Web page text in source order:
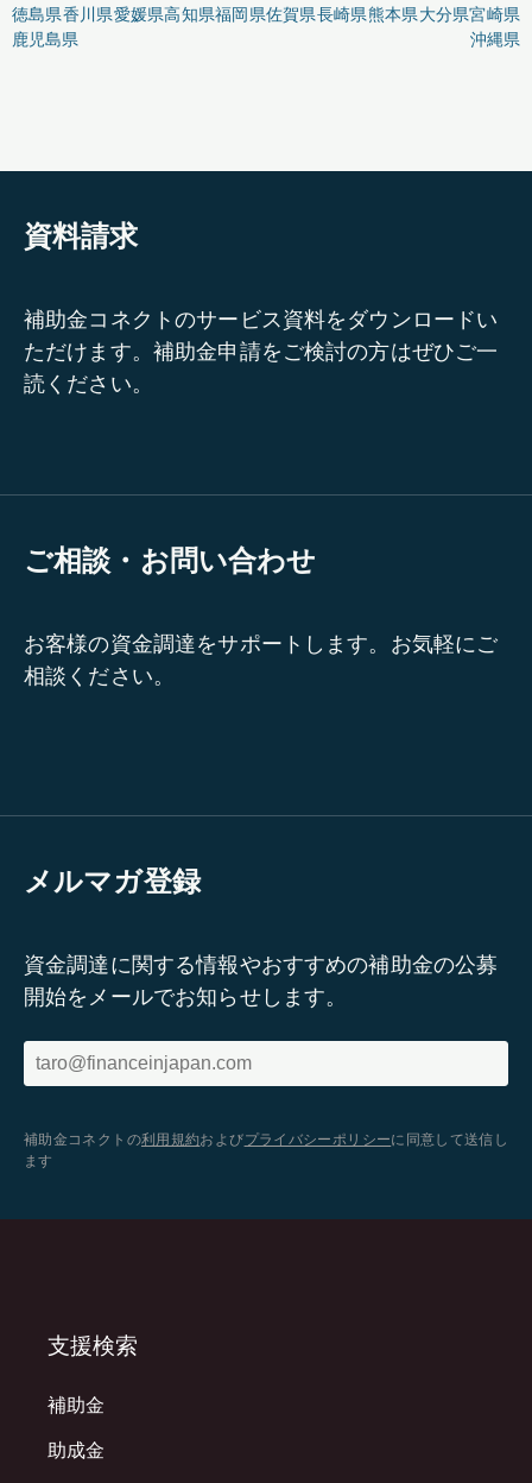
徳島県香川県愛媛県高知県福岡県佐賀県長崎県熊本県大分県宮崎県
鹿児島県
沖縄県
資料請求
補助金コネクトのサービス資料をダウンロードい
ただけます。補助金申請をご検討の方はぜひご一
読ください。
ご相談・お問い合わせ
お客様の資金調達をサポートします。お気軽にご
相談ください。
メルマガ登録
資金調達に関する情報やおすすめの補助金の公募
開始をメールでお知らせします。
補助金コネクトの利用規約およびプライバシーポリシーに同意して送信し
ます
支援検索
補助金
助成金